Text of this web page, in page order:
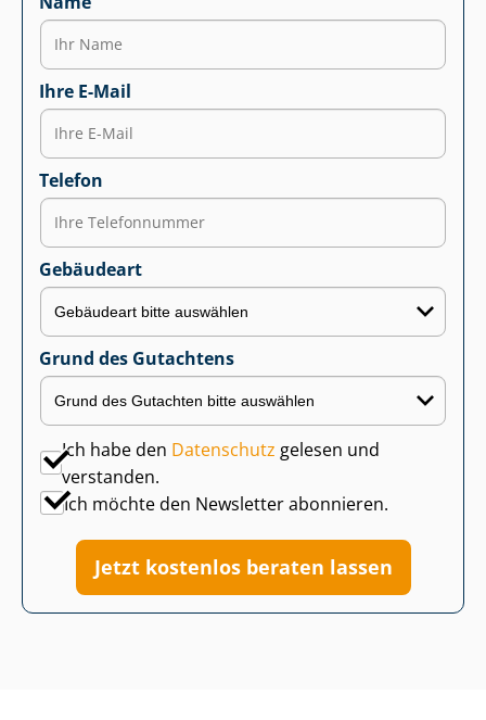
Ihre E-Mail
Telefon
Gebäudeart
Grund des Gutachtens
Ich habe den Datenschutz gelesen und
verstanden.
Ich möchte den Newsletter abonnieren.
Jetzt kostenlos beraten lassen